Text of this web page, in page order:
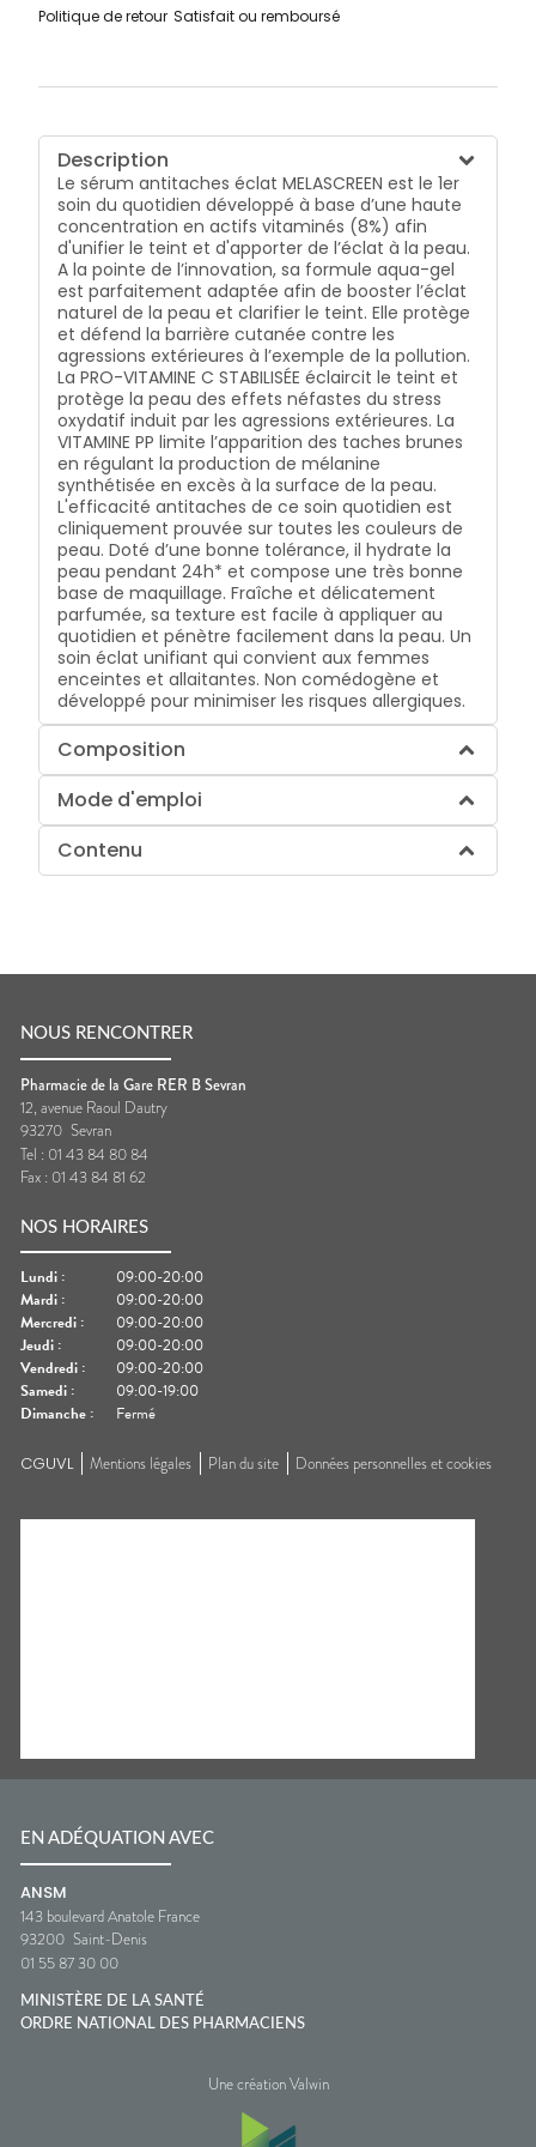
risques allergiques.
Politique de retour Satisfait ou remboursé
Description
Le sérum antitaches éclat MELASCREEN est le 1er
soin du quotidien développé à base d’une haute
concentration en actifs vitaminés (8%) afin
d'unifier le teint et d'apporter de l’éclat à la peau.
A la pointe de l’innovation, sa formule aqua-gel
est parfaitement adaptée afin de booster l’éclat
naturel de la peau et clarifier le teint. Elle protège
et défend la barrière cutanée contre les
agressions extérieures à l’exemple de la pollution.
La PRO-VITAMINE C STABILISÉE éclaircit le teint et
protège la peau des effets néfastes du stress
oxydatif induit par les agressions extérieures. La
VITAMINE PP limite l’apparition des taches brunes
en régulant la production de mélanine
synthétisée en excès à la surface de la peau.
L'efficacité antitaches de ce soin quotidien est
cliniquement prouvée sur toutes les couleurs de
peau. Doté d’une bonne tolérance, il hydrate la
peau pendant 24h* et compose une très bonne
base de maquillage. Fraîche et délicatement
parfumée, sa texture est facile à appliquer au
quotidien et pénètre facilement dans la peau. Un
soin éclat unifiant qui convient aux femmes
enceintes et allaitantes. Non comédogène et
développé pour minimiser les risques allergiques.
Composition
Mode d'emploi
Contenu
NOUS RENCONTRER
Pharmacie de la Gare RER B Sevran
12, avenue Raoul Dautry
93270 Sevran
Tel : 01 43 84 80 84
Fax : 01 43 84 81 62
NOS HORAIRES
Lundi :
09:00-20:00
Mardi :
09:00-20:00
Mercredi :
09:00-20:00
Jeudi :
09:00-20:00
Vendredi :
09:00-20:00
Samedi :
09:00-19:00
Dimanche : Fermé
CGUVL Mentions légales Plan du site Données personnelles et cookies
EN ADÉQUATION AVEC
ANSM
143 boulevard Anatole France
93200 Saint-Denis
01 55 87 30 00
MINISTÈRE DE LA SANTÉ
ORDRE NATIONAL DES PHARMACIENS
Une création Valwin